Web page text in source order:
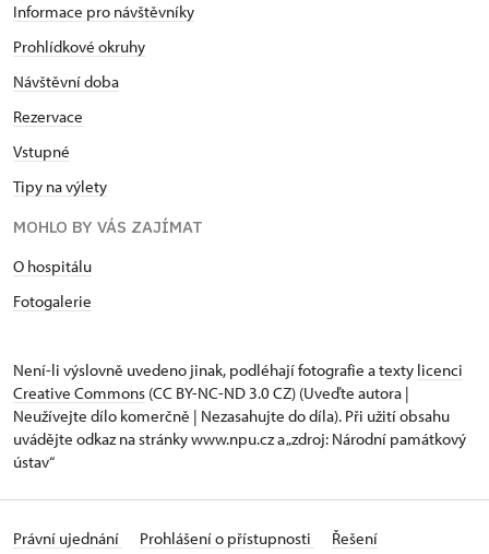
Informace pro návštěvníky
Prohlídkové okruhy
Návštěvní doba
Rezervace
Vstupné
Tipy na výlety
MOHLO BY VÁS ZAJÍMAT
O hospitálu
Fotogalerie
Není-li výslovně uvedeno jinak, podléhají fotografie a texty licenci
Creative Commons (CC BY-NC-ND 3.0 CZ) (Uveďte autora |
Neužívejte dílo komerčně | Nezasahujte do díla). Při užití obsahu
uvádějte odkaz na stránky www.npu.cz a „zdroj: Národní památkový
ústav“
Právní ujednání Prohlášení o přístupnosti
Řešení